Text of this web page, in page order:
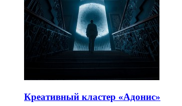
Креативный кластер «Адонис»